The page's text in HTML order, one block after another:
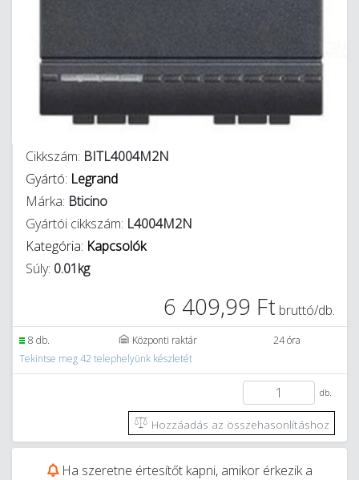
Cikkszám: BITL4004M2N
Gyártó: Legrand
Márka: Bticino
Gyártói cikkszám: L4004M2N
Kategória: Kapcsolók
Súly: 0.01kg
6 409,99 Ft bruttó/db.
8 db. Központi raktár
24 óra
Tekintse meg 42 telephelyünk készletét
db.
Hozzáadás az összehasonlításhoz
Ha szeretne értesítőt kapni, amikor érkezik a